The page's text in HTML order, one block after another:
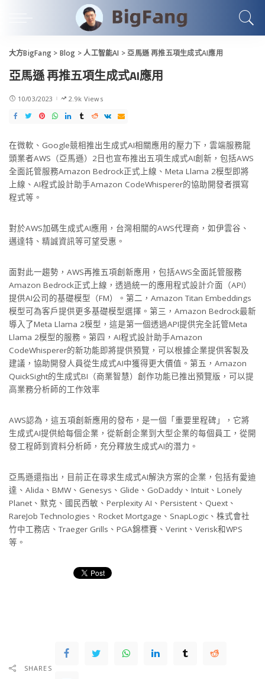
大方BigFang > Blog >人工智能AI >亞馬遜 再推五項生成式AI應用
亞馬遜 再推五項生成式AI應用
10/03/2023 2.9k Views
在微軟、Google競相推出生成式AI相關應用的壓力下，雲端服務龍
頭業者AWS（亞馬遜）2日也宣布推出五項生成式AI創新，包括AWS
全面託管服務Amazon Bedrock正式上線、Meta Llama 2模型即將
上線、AI程式設計助手Amazon CodeWhisperer的協助開發者撰寫
程式等。
對於AWS加碼生成式AI應用，台灣相關的AWS代理商，如伊雲谷、
邁達特、精誠資訊等可望受惠。
面對此一趨勢，AWS再推五項創新應用，包括AWS全面託管服務
Amazon Bedrock正式上線，透過統一的應用程式設計介面（API）
提供AI公司的基礎模型（FM）。第二，Amazon Titan Embeddings
模型可為客戶提供更多基礎模型選擇。第三，Amazon Bedrock最新
導入了Meta Llama 2模型，這是第一個透過API提供完全託管Meta
Llama 2模型的服務。第四，AI程式設計助手Amazon
CodeWhisperer的新功能即將提供預覽，可以根據企業提供客製及
建議，協助開發人員從生成式AI中獲得更大價值。第五，Amazon
QuickSight的生成式BI（商業智慧）創作功能已推出預覽版，可以提
高業務分析師的工作效率
AWS認為，這五項創新應用的發布，是一個「重要里程碑」，它將
生成式AI提供給每個企業，從新創企業到大型企業的每個員工，從開
發工程師到資料分析師，充分釋放生成式AI的潛力。
亞馬遜還指出，目前正在尋求生成式AI解決方案的企業，包括有愛迪
達、Alida、BMW、Genesys、Glide、GoDaddy、Intuit、Lonely
Planet、默克、國民西敏、Perplexity AI、Persistent、Quext、
RareJob Technologies、Rocket Mortgage、SnapLogic、株式會社
竹中工務店、Traeger Grills、PGA錦標賽、Verint、Verisk和WPS
等。
SHARES